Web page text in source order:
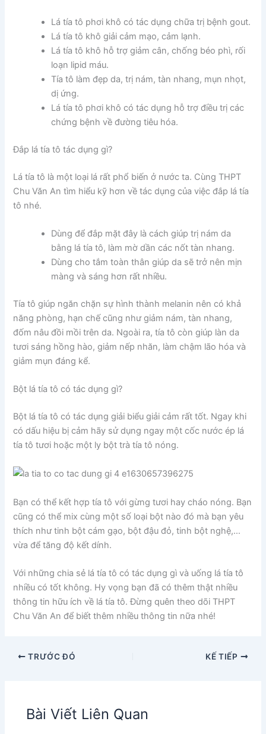
Lá tía tô phơi khô có tác dụng chữa trị bệnh gout.
Lá tía tô khô giải cảm mạo, cảm lạnh.
Lá tía tô khô hỗ trợ giảm cân, chống béo phì, rối
loạn lipid máu.
Tía tô làm đẹp da, trị nám, tàn nhang, mụn nhọt,
dị ứng.
Lá tía tô phơi khô có tác dụng hỗ trợ điều trị các
chứng bệnh về đường tiêu hóa.
Đắp lá tía tô tác dụng gì?
Lá tía tô là một loại lá rất phổ biến ở nước ta. Cùng THPT
Chu Văn An tìm hiểu kỹ hơn về tác dụng của việc đắp lá tía
tô nhé.
Dùng để đắp mặt đây là cách giúp trị nám da
bằng lá tía tô, làm mờ dần các nốt tàn nhang.
Dùng cho tắm toàn thân giúp da sẽ trở nên mịn
màng và sáng hơn rất nhiều.
Tía tô giúp ngăn chặn sự hình thành melanin nên có khả
năng phòng, hạn chế cũng như giảm nám, tàn nhang,
đốm nâu đồi mồi trên da. Ngoài ra, tía tô còn giúp làn da
tươi sáng hồng hào, giảm nếp nhăn, làm chậm lão hóa và
giảm mụn đáng kể.
Bột lá tía tô có tác dụng gì?
Bột lá tía tô có tác dụng giải biểu giải cảm rất tốt. Ngay khi
có dấu hiệu bị cảm hãy sử dụng ngay một cốc nước ép lá
tía tô tươi hoặc một ly bột trà tía tô nóng.
Bạn có thể kết hợp tía tô với gừng tươi hay cháo nóng. Bạn
cũng có thể mix cùng một số loại bột nào đó mà bạn yêu
thích như tinh bột cám gạo, bột đậu đỏ, tinh bột nghệ,…
vừa để tăng độ kết dính.
Với những chia sẻ lá tía tô có tác dụng gì và uống lá tía tô
nhiều có tốt không. Hy vọng bạn đã có thêm thật nhiều
thông tin hữu ích về lá tía tô. Đừng quên theo dõi THPT
Chu Văn An để biết thêm nhiều thông tin nữa nhé!
TRƯỚC ĐÓ KẾ TIẾP
Bài Viết Liên Quan